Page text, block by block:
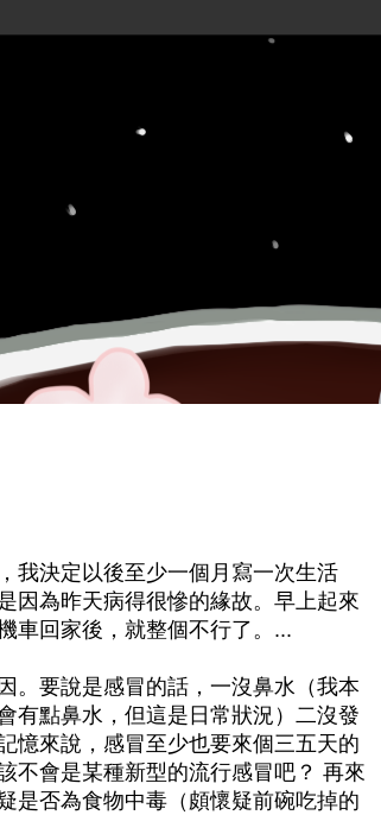
我決定以後至少一個月寫一次生活
因為昨天病得很慘的緣故。早上起來
車回家後，就整個不行了。...
。要說是感冒的話，一沒鼻水（我本
有點鼻水，但這是日常狀況）二沒發
憶來說，感冒至少也要來個三五天的
不會是某種新型的流行感冒吧？ 再來
是否為食物中毒（頗懷疑前碗吃掉的